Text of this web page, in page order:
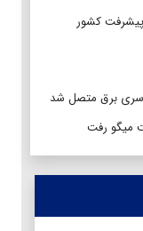
پیشرفت کشور
برق متصل شد